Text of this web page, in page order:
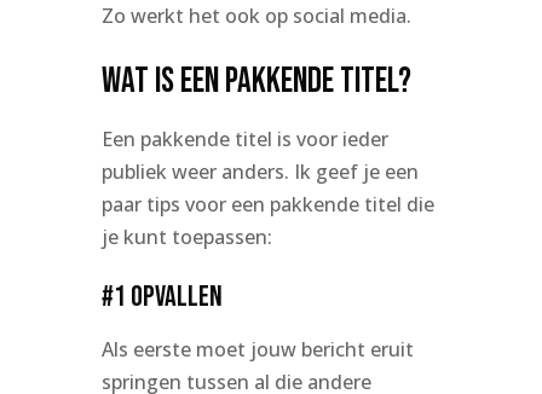
Zo werkt het ook op social media.
Wat is een pakkende titel?
Een pakkende titel is voor ieder
publiek weer anders. Ik geef je een
paar tips voor een pakkende titel die
je kunt toepassen:
#1 Opvallen
Als eerste moet jouw bericht eruit
springen tussen al die andere